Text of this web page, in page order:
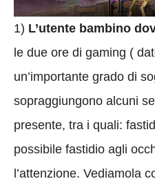
1) L’utente bambino
le due ore di gaming (
un’importante grado di
sopraggiungono alcuni
presente, tra i quali:
possibile fastidio agli
l’attenzione. Vediamola